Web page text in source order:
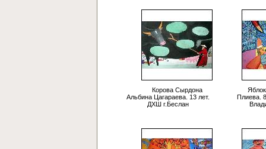
Корова Сырдона
Альбина Цагараева. 13 лет.
ДХШ г.Беслан
Плиева.